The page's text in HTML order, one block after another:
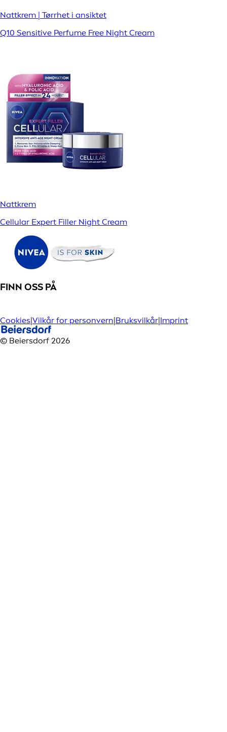
Nattkrem | Tørrhet i ansiktet
Q10 Sensitive Perfume Free Night Cream
Nattkrem
Cellular Expert Filler Night Cream
FINN OSS PÅ
Cookies|Vilkår for personvern|Bruksvilkår|Imprint
© Beiersdorf 2026